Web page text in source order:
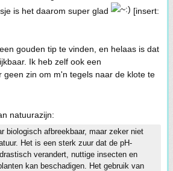
is het daarom super glad
[insert:
gouden tip te vinden, en helaas is dat
Ik heb zelf ook een
geen zin om m'n tegels naar de klote te
natuurazijn:
biologisch afbreekbaar, maar zeker niet
Het is een sterk zuur dat de pH-
verandert, nuttige insecten en
kan beschadigen. Het gebruik van